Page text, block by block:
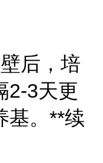
后，培
2-3天更
基。**续